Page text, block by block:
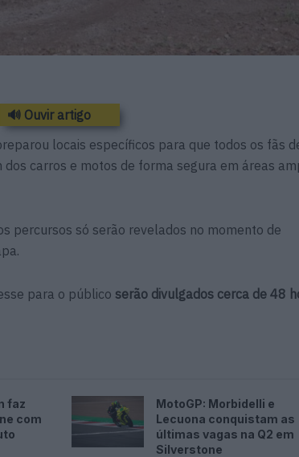
🔊 Ouvir artigo
locais específicos para que todos os fãs
carros e motos de forma segura em áreas
percursos só serão revelados no momento de
para o público serão divulgados cerca de 48
faz
com
MotoGP: Morbidelli e
Lecuona conquistam as
últimas vagas na Q2 em
Silverstone